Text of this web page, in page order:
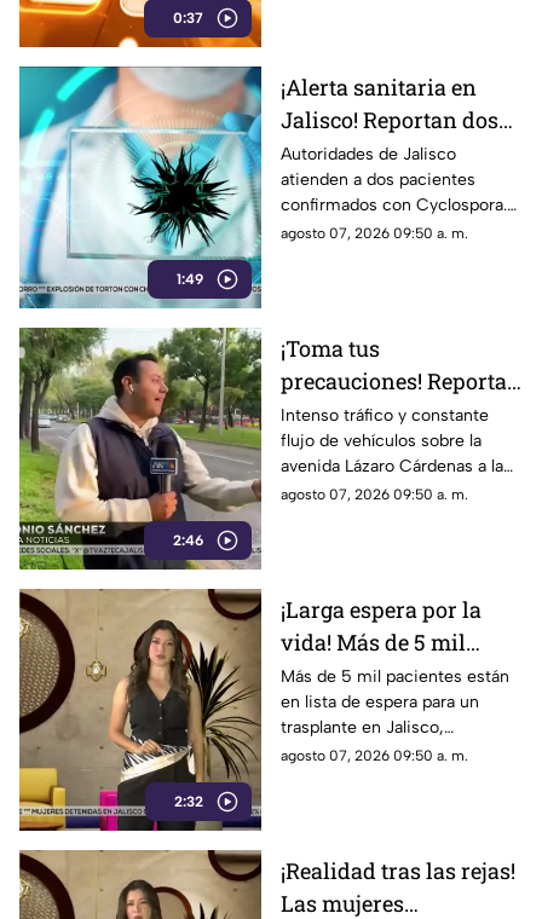
0:37
1:49
¡Alerta sanitaria en
Jalisco! Reportan dos
casos de 'Cyclospora', la
bacteria que causa
diarrea explosiva
Autoridades de Jalisco
atienden a dos pacientes
confirmados con Cyclospora.
Conoce qué es esta infección,
agosto 07, 2026 09:50 a. m.
2:46
¡Toma tus
precauciones! Reportan
intensa carga
vehicular en Lázaro
Cárdenas a la altura de
El Deán
Intenso tráfico y constante
flujo de vehículos sobre la
avenida Lázaro Cárdenas a la
altura de El Deán. Conoce el
agosto 07, 2026 09:50 a. m.
2:32
¡Larga espera por la
vida! Más de 5 mil
personas aguardan por
un trasplante de
órgano en Jalisco
Más de 5 mil pacientes están
en lista de espera para un
trasplante en Jalisco,
principalmente de riñón y
agosto 07, 2026 09:50 a. m.
¡Realidad tras las rejas!
Las mujeres